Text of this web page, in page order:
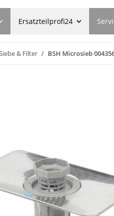
Ersatzteilprofi24
& Filter BSH Microsieb